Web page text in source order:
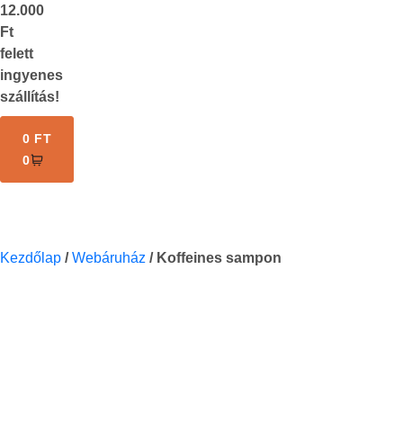
12.000
Ft
felett
ingyenes
szállítás!
0 FT
0
Kezdőlap /Webáruház / Koffeines sampon